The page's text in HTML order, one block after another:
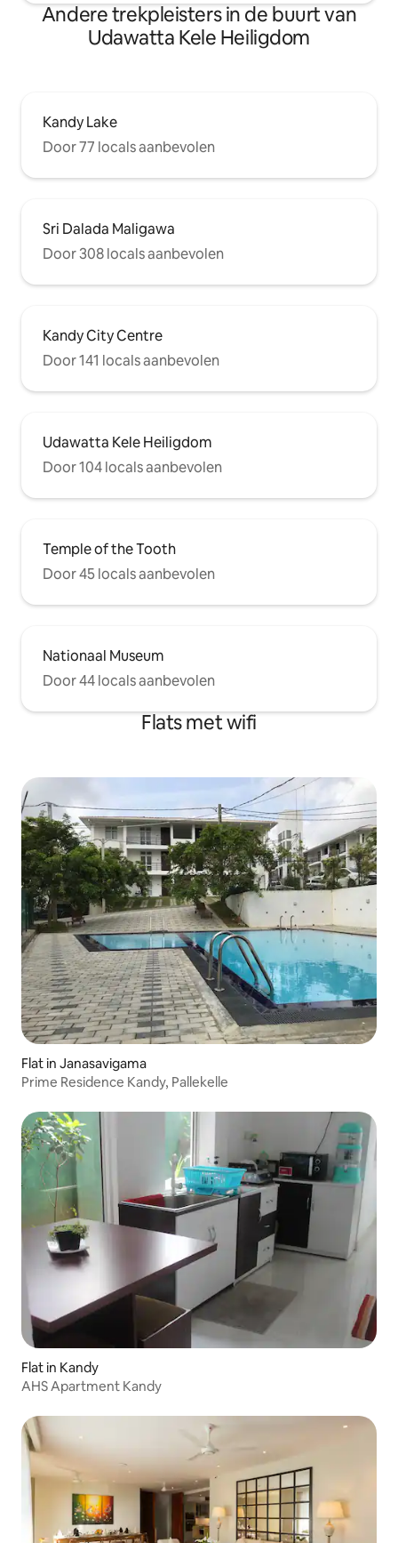
Andere trekpleisters in de buurt van
Udawatta Kele Heiligdom
Kandy Lake
Door 77 locals aanbevolen
Sri Dalada Maligawa
Door 308 locals aanbevolen
Kandy City Centre
Door 141 locals aanbevolen
Udawatta Kele Heiligdom
Door 104 locals aanbevolen
Temple of the Tooth
Door 45 locals aanbevolen
Nationaal Museum
Door 44 locals aanbevolen
Flats met wifi
Flat in Janasavigama
Prime Residence Kandy, Pallekelle
Flat in Kandy
AHS Apartment Kandy